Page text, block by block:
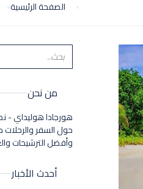
الصفحة الرئيسية
من نحن
هورجادا هوليداي
حول السفر والرحلات
وأفضل الترشيحات
أحدث الأخبار